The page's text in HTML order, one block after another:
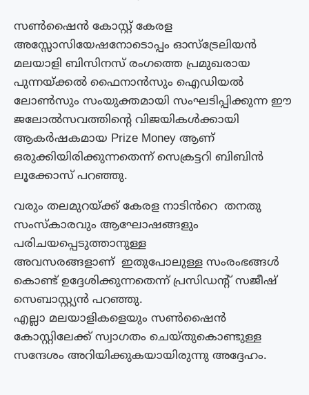
സൺഷൈൻ കോസ്റ്റ് കേരള
അസ്സോസിയേഷനോടൊപ്പം ഓസ്ട്രേലിയൻ
മലയാളി ബിസിനസ് രംഗത്തെ പ്രമുഖരായ
പുന്നയ്ക്കൽ ഫൈനാൻസും ഐഡിയൽ
ലോൺസും സംയുക്തമായി സംഘടിപ്പിക്കുന്ന ഈ
ജലോൽസവത്തിൻ്റെ വിജയികൾക്കായി
ആകർഷകമായ Prize Money ആണ്
ഒരുക്കിയിരിക്കുന്നതെന്ന് സെക്രട്ടറി ബിബിൻ
ലൂക്കോസ് പറഞ്ഞു.
വരും തലമുറയ്ക്ക് കേരള നാടിൻറെ തനതു
സംസ്‌കാരവും ആഘോഷങ്ങളും
പരിചയപ്പെടുത്താനുള്ള
അവസരങ്ങളാണ് ഇതുപോലുള്ള സംരംഭങ്ങൾ
കൊണ്ട് ഉദ്ദേശിക്കുന്നതെന്ന് പ്രസിഡൻ്റ് സജീഷ്
സെബാസ്റ്റ്യൻ പറഞ്ഞു.
എല്ലാ മലയാളികളെയും സൺഷൈൻ
കോസ്റ്റിലേക്ക് സ്വാഗതം ചെയ്‌തുകൊണ്ടുള്ള
സന്ദേശം അറിയിക്കുകയായിരുന്നു അദ്ദേഹം.